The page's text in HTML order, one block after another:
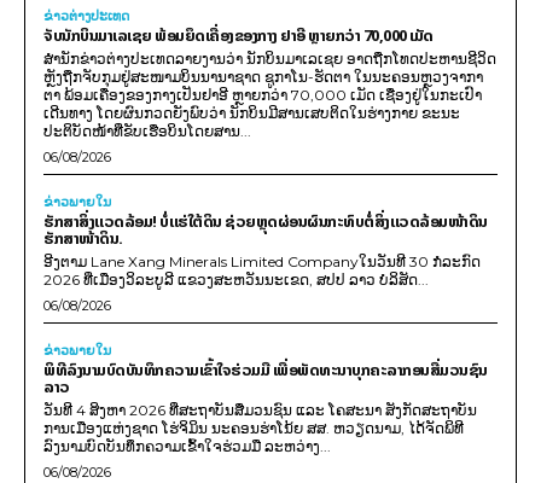
ຂ່າວຕ່າງປະເທດ
ຈັບນັກບິນມາເລເຊຍ ພ້ອມຍຶດເຄື່ອງຂອງກາງ ຢາອີ ຫຼາຍກວ່າ 70,000 ເມັດ
ສຳນັກຂ່າວຕ່າງປະເທດລາຍງານວ່າ ນັກບິນມາເລເຊຍ ອາດຖືກໂທດປະຫານຊີວິດ
ຫຼັງຖືກຈັບກຸມຢູ່ສະໜາມບິນນານາຊາດ ຊູກາໂນ-ຮັດຕາ ໃນນະຄອນຫຼວງຈາກາ
ຕາ ພ້ອມເຄື່ອງຂອງກາງເປັນຢາອີ ຫຼາຍກວ່າ 70,000 ເມັດ ເຊື່ອງຢູ່ໃນກະເປົາ
ເດີນທາງ ໂດຍຜົນກວດຍັງພົບວ່າ ນັກບິນມີສານເສບຕິດໃນຮ່າງກາຍ ຂະນະ
ປະຕິບັດໜ້າທີ່ຂັບເຮືອບິນໂດຍສານ...
06/08/2026
ຂ່າວພາຍ​ໃນ
ຮັກສາສິ່ງແວດລ້ອມ! ບໍ່ແຮ່ໃຕ້ດິນ ຊ່ວຍຫຼຸດຜ່ອນຜົນກະທົບຕໍ່ສິ່ງແວດລ້ອມໜ້າດິນ
ຮັກສາໜ້າດິນ.
ອີງຕາມ Lane Xang Minerals Limited Companyໃນວັນທີ 30 ກໍລະກົດ
2026 ທີ່ເມືອງວິລະບູລີ ແຂວງສະຫວັນນະເຂດ, ສປປ ລາວ ບໍລິສັດ...
06/08/2026
ຂ່າວພາຍ​ໃນ
ພິທີລົງນາມບົດບັນທຶກຄວາມເຂົ້າໃຈຮ່ວມມື ເພື່ອພັດທະນາບຸກຄະລາກອນສື່ມວນຊົນ
ລາວ
ວັນທີ 4 ສິງຫາ 2026 ທີ່ສະຖາບັນສື່ມວນຊົນ ແລະ ໂຄສະນາ ສັງກັດສະຖາບັນ
ການເມືອງແຫ່ງຊາດ ໂຮ່ຈິມິນ ນະຄອນຮ່າໂນ້ຍ ສສ. ຫວຽດນາມ, ໄດ້ຈັດພິທີ
ລົງນາມບົດບັນທຶກຄວາມເຂົ້າໃຈຮ່ວມມື ລະຫວ່າງ...
06/08/2026